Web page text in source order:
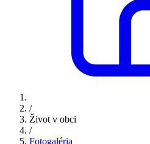
/
Život v obci
/
Fotogaléria